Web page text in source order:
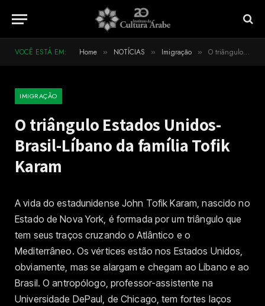
VOCÊ ESTÁ EM: Home » NOTÍCIAS » Imigração » O triângulo Estados Unidos-Brasil-Líbano da família Tofik Karam
IMIGRAÇÃO
O triângulo Estados Unidos-
Brasil-Líbano da família Tofik
Karam
A vida do estadunidense John Tofik Karam, nascido no
Estado de Nova York, é formada por um triângulo que
tem seus traços cruzando o Atlântico e o
Mediterrâneo. Os vértices estão nos Estados Unidos,
obviamente, mas se alargam e chegam ao Líbano e ao
Brasil. O antropólogo, professor-assistente na
Universidade DePaul, de Chicago, tem fortes laços